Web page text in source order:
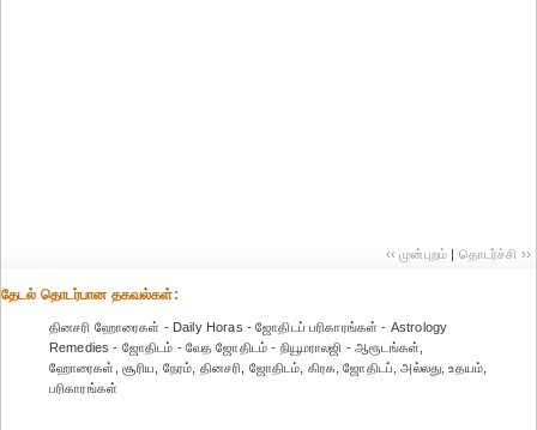
‹‹ முன்புறம் | தொடர்ச்சி ››
தேட‌ல் தொட‌ர்பான தகவ‌ல்க‌ள்:
தினசரி ஹோரைகள் - Daily Horas - ஜோதிடப் ப‌ரிகார‌ங்க‌ள் - Astrology
Remedies - ஜோதிடம் - வேத ஜோதிடம் - நியூமராலஜி - ஆரூடங்கள்,
ஹோரைகள், சூரிய, நேரம், தினசரி, ஜோதிடம், கிரக, ஜோதிடப், அல்லது, உதயம்,
ப‌ரிகார‌ங்க‌ள்